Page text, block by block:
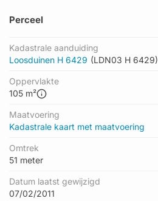
Perceel
Kadastrale aanduiding
Loosduinen H 6429 (LDN03 H 6429)
Oppervlakte
105 m²
Maatvoering
Kadastrale kaart met maatvoering
Omtrek
51 meter
Datum laatst gewijzigd
07/02/2011